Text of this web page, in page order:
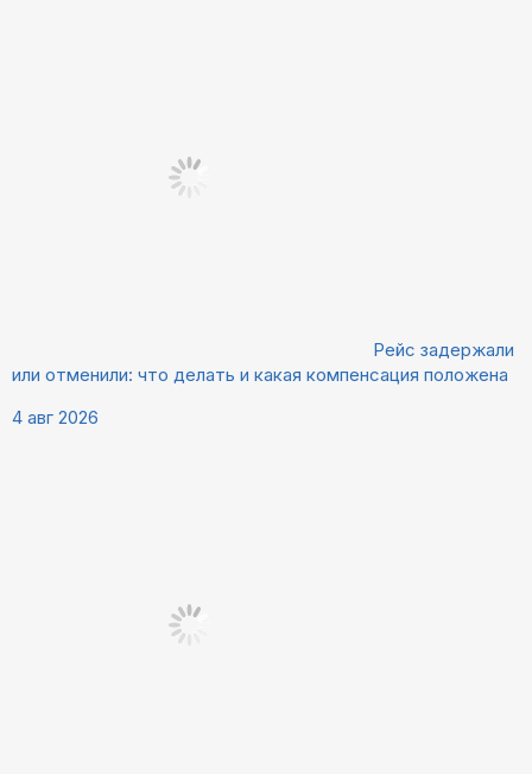
Рейс задержали
или отменили: что делать и какая компенсация положена
4 авг 2026